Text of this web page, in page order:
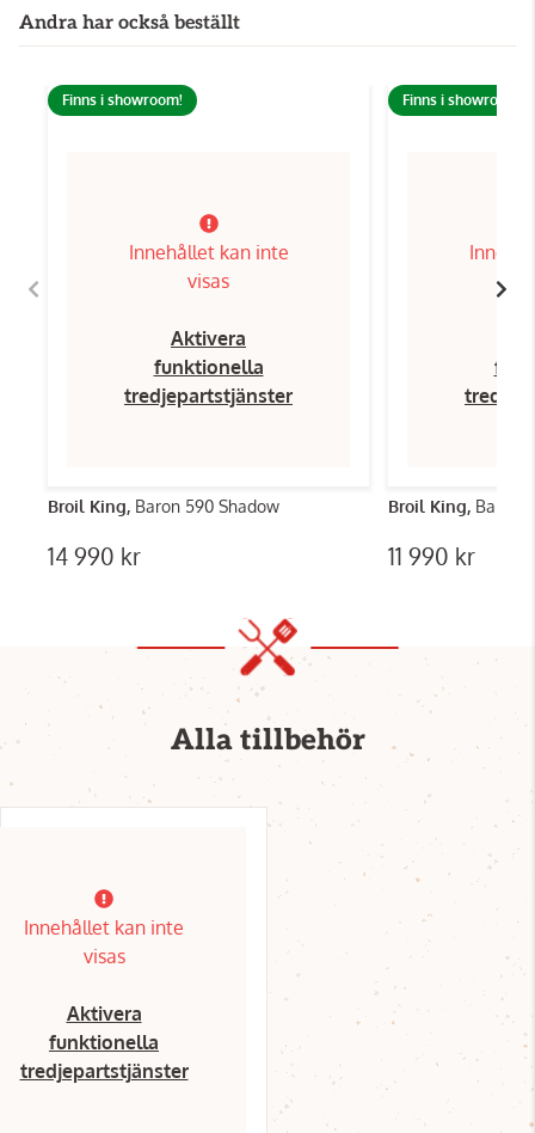
Andra har också beställt
Finns i showroom!
Innehållet kan inte
visas
Aktivera
funktionella
tredjepartstjänster
Broil King, Baron 590 Shadow
14 990 kr
Finns i showroom!
Broil King, Baron
11 990 kr
Alla tillbehör
Innehållet kan inte
visas
Aktivera
funktionella
tredjepartstjänster